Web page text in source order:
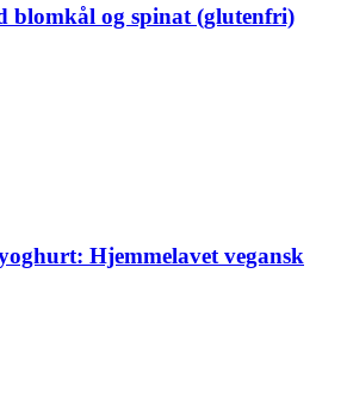
blomkål og spinat (glutenfri)
Hjemmelavet vegansk